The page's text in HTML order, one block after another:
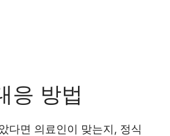
응 방법
다면 의료인이 맞는지, 정식